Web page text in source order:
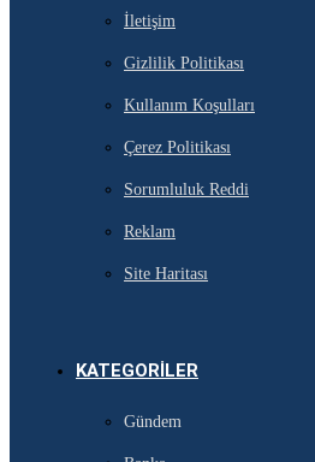
İletişim
Gizlilik Politikası
Kullanım Koşulları
Çerez Politikası
Sorumluluk Reddi
Reklam
Site Haritası
KATEGORILER
Gündem